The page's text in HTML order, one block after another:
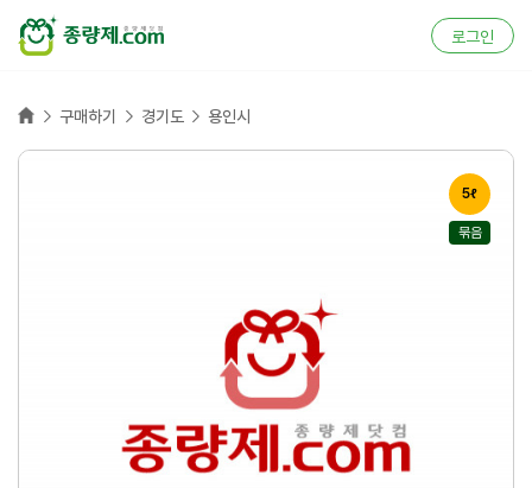
로그인
홈 구매하기  경기도  용인시
5ℓ
묶음